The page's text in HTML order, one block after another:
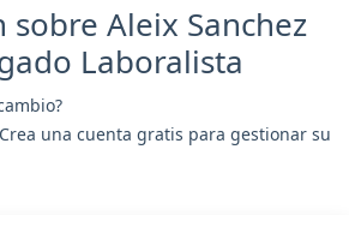
Aleix Sanchez
Laboralista
una cuenta gratis para gestionar su